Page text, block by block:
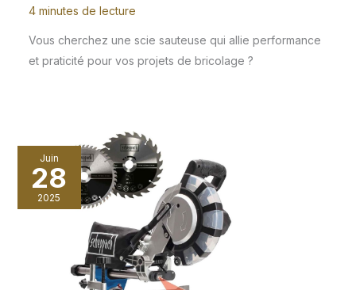
4 minutes de lecture
Vous cherchez une scie sauteuse qui allie performance
et praticité pour vos projets de bricolage ?
Juin
28
2025